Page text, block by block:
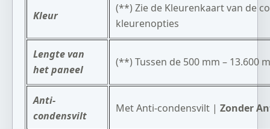
Kleur
(**) Zie de Kleurenkaart van de
kleurenopties
Lengte van
het paneel
(**) Tussen de 500 mm – 13.600
Anti-
condensvilt
Met Anti-condensvilt | Zonder